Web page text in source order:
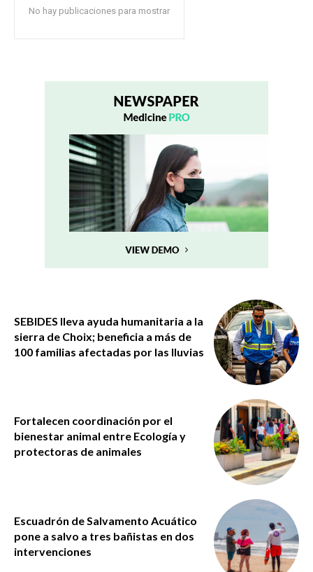
No hay publicaciones para mostrar
SEBIDES lleva ayuda humanitaria a la
sierra de Choix; beneficia a más de
100 familias afectadas por las lluvias
Fortalecen coordinación por el
bienestar animal entre Ecología y
protectoras de animales
Escuadrón de Salvamento Acuático
pone a salvo a tres bañistas en dos
intervenciones